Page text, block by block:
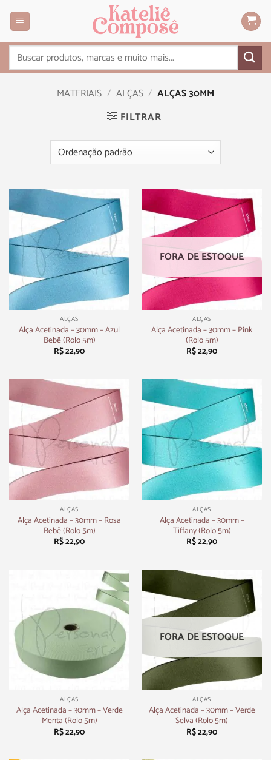
MATERIAIS / ALÇAS / ALÇAS 30MM
FILTRAR
ALÇAS
Alça Acetinada – 30mm – Azul
Bebê (Rolo 5m)
R$22,90
FORA DE ESTOQUE
ALÇAS
Alça Acetinada – 30mm – Pink
(Rolo 5m)
R$22,90
ALÇAS
Alça Acetinada – 30mm – Rosa
Bebê (Rolo 5m)
R$22,90
ALÇAS
Alça Acetinada – 30mm –
Tiffany (Rolo 5m)
R$22,90
ALÇAS
Alça Acetinada – 30mm – Verde
Menta (Rolo 5m)
R$22,90
FORA DE ESTOQUE
ALÇAS
Alça Acetinada – 30mm – Verde
Selva (Rolo 5m)
R$22,90